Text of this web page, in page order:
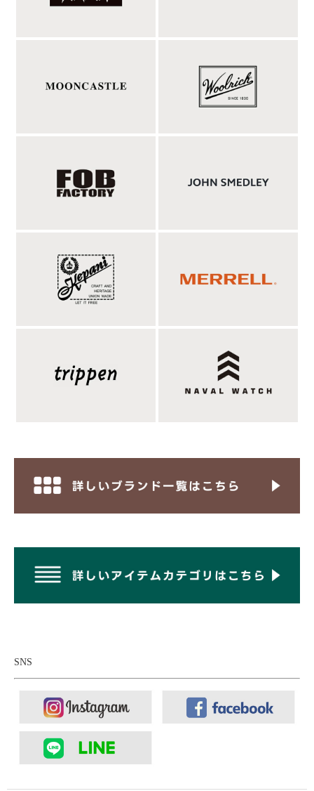
き。一見プルオーバーのパーカーに見えるのに、ファスナーは全
ギュッと絞って風防＆シルエットに丸みを出すことも可能だし、
シャツやカットソーなどの裾を出してインナーとのレイヤードも
羽毛を超える保温力、柔らかく、暖かい寒冷地用
超微細マイクロファイバー素材。元々はアメリカ軍の寒冷地用防
ドア業界でも、トップクラスのシェアを持つ合成繊維です。ダウ
かく、アレルギーの心配もないといった高機能中綿です。
SNS